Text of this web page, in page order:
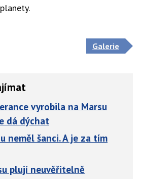
Galerie
vyrobila na Marsu
dá dýchat
neměl šanci. A je za tím
plují neuvěřitelně